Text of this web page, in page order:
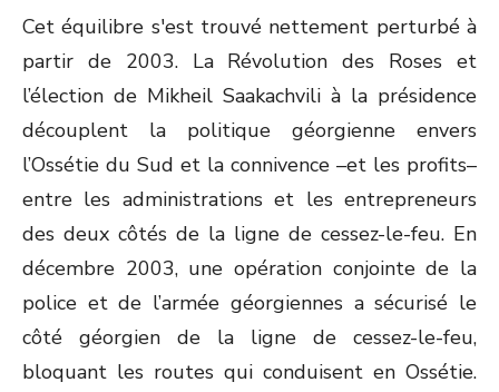
Cet équilibre s'est trouvé nettement perturbé à
partir de 2003. La Révolution des Roses et
l’élection de Mikheil Saakachvili à la présidence
découplent la politique géorgienne envers
l’Ossétie du Sud et la connivence –et les profits–
entre les administrations et les entrepreneurs
des deux côtés de la ligne de cessez-le-feu. En
décembre 2003, une opération conjointe de la
police et de l’armée géorgiennes a sécurisé le
côté géorgien de la ligne de cessez-le-feu,
bloquant les routes qui conduisent en Ossétie.